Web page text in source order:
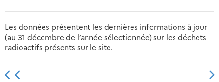
Les données présentent les dernières informations à jour
(au 31 décembre de l’année sélectionnée) sur les déchets
radioactifs présents sur le site.